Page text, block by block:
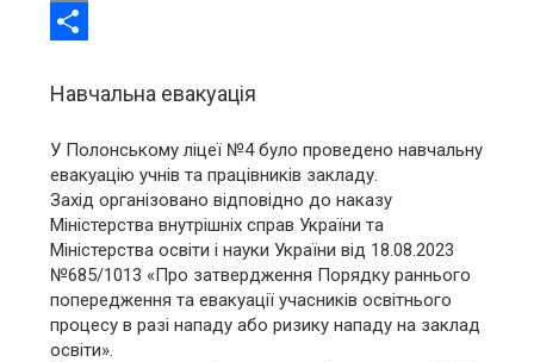
Email
Навчальна евакуація
У Полонському ліцеї №4 було проведено навчальну
евакуацію учнів та працівників закладу.
Захід організовано відповідно до наказу
Міністерства внутрішніх справ України та
Міністерства освіти і науки України від 18.08.2023
№685/1013 «Про затвердження Порядку раннього
попередження та евакуації учасників освітнього
процесу в разі нападу або ризику нападу на заклад
освіти».